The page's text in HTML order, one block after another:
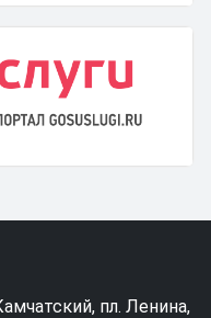
пл. Ленина,